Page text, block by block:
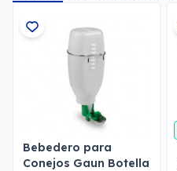
Bebedero para
Conejos Gaun Botella